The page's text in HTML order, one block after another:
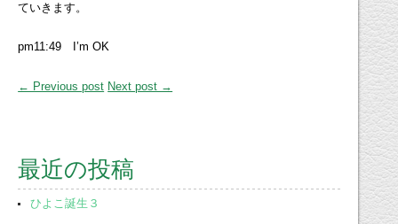
ていきます。
pm11:49 I’m OK
← Previous post Next post →
最近の投稿
ひよこ誕生３